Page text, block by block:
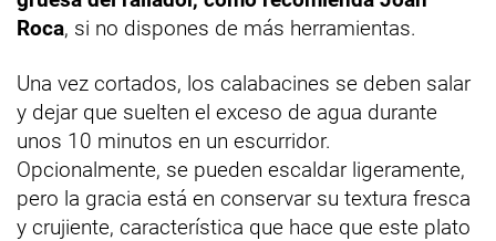
Roca, si no dispones de más herramientas.
Una vez cortados, los calabacines se deben salar
y dejar que suelten el exceso de agua durante
unos 10 minutos en un escurridor.
Opcionalmente, se pueden escaldar ligeramente,
pero la gracia está en conservar su textura fresca
y crujiente, característica que hace que este plato